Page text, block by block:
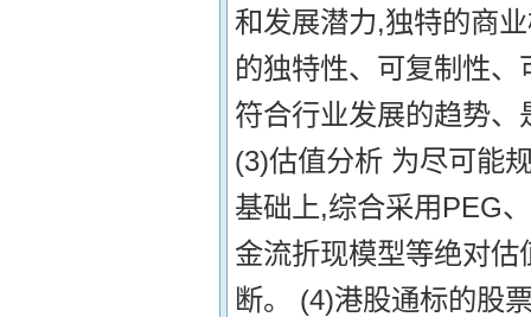
和发展潜力,独特的商
的独特性、可复制性
符合行业发展的趋势
(3)估值分析 为尽可能
基础上,综合采用PEG
金流折现模型等绝对
断。 (4)港股通标的股